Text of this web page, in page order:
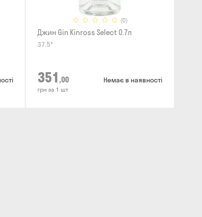
(0)
Джин Gin Kinross Select 0.7л
37.5°
351 ,00
грн за 1 шт
Немає в наявності